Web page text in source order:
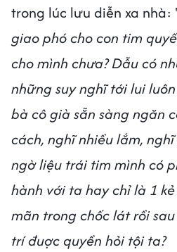
trong lúc lưu diễn xa nhà:
giao phó cho con tim
cho mình chưa? Dẫu có
những suy nghĩ tới lui
bà cô già sẵn sàng ngăn
cách, nghĩ nhiều lắm,
ngờ liệu trái tim mình có
hành với ta hay chỉ là 1
mãn trong chốc lát rồi
trí đuợc quyền hỏi tội ta?